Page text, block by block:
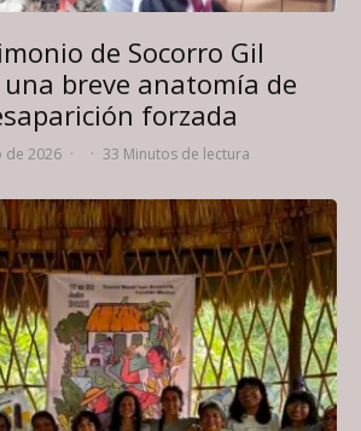
de Socorro Gil
breve anatomía de
forzada
de 2026 · · 33 Minutos de lectura